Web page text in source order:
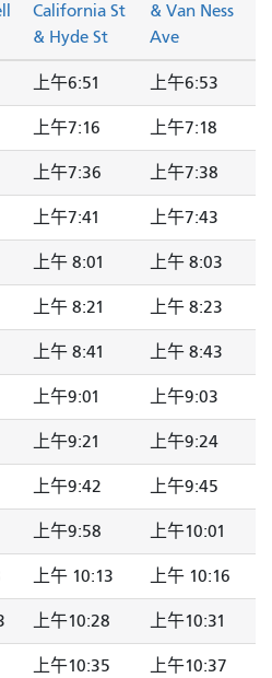
California St
& Hyde St
& Van Ness
Ave
上午6:51 上午6:53
上午7:16 上午7:18
上午7:36 上午7:38
上午7:41 上午7:43
上午 8:01 上午 8:03
上午 8:21 上午 8:23
上午 8:41 上午 8:43
上午9:01 上午9:03
上午9:21 上午9:24
上午9:42 上午9:45
上午9:58 上午10:01
上午 10:13 上午 10:16
上午10:28 上午10:31
上午10:35 上午10:37